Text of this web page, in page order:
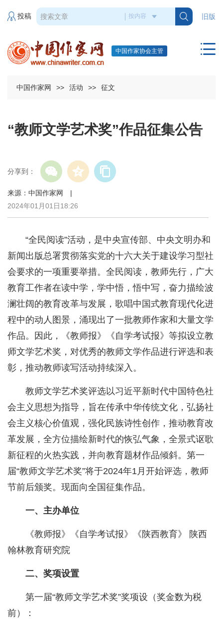
旧版
投稿
中国作家协会主管
中国作家网 >> 活动 >> 征文
“教师文学艺术奖”作品征集公告
分享到：
来源：中国作家网 |
2024年01月01日18:26
“全民阅读”活动，是中央宣传部、中央文明办和
新闻出版总署贯彻落实党的十六大关于建设学习型社
会要求的一项重要举措。全民阅读，教师先行，广大
教育工作者在读中学，学中悟，悟中写，奋力描绘波
澜壮阔的教育改革与发展，歌唱中国式教育现代化进
程中的动人图景，涌现出了一批教师作家和大量文学
作品。因此，《教师报》《自学考试报》等拟设立教
师文学艺术奖，对优秀的教师文学作品进行评选和表
彰，推动教师读写活动持续深入。
教师文学艺术奖评选以习近平新时代中国特色社
会主义思想为指导，旨在传承中华传统文化，弘扬社
会主义核心价值观，强化民族诗性创作，推动教育改
革发展，全方位描绘新时代的恢弘气象，全景式讴歌
新征程的火热实践，并向教育题材作品倾斜。第一
届“教师文学艺术奖”将于2024年1月开始评选，教师
节前后颁奖。现面向全国征集作品。
一、主办单位
《教师报》《自学考试报》《陕西教育》 陕西
翰林教育研究院
二、奖项设置
第一届“教师文学艺术奖”奖项设（奖金数为税
前）：